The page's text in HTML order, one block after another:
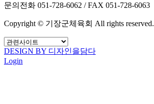
문의전화 051-728-6062 / FAX 051-728-6063
Copyright © 기장군체육회 All rights reserved.
DESIGN BY 디자인을담다
Login